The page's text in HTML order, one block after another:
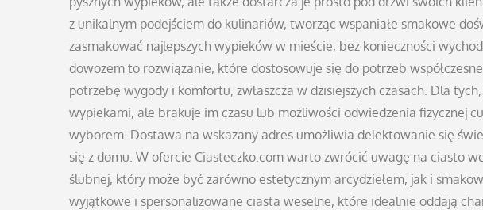
z unikalnym podejściem do kulinariów, tworząc wspaniałe smakowe
zasmakować najlepszych wypieków w mieście, bez konieczności
dowozem to rozwiązanie, które dostosowuje się do potrzeb
potrzebę wygody i komfortu, zwłaszcza w dzisiejszych czasach. Dla
wypiekami, ale brakuje im czasu lub możliwości odwiedzenia fizycznej
wyborem. Dostawa na wskazany adres umożliwia delektowanie się
się z domu. W ofercie Ciasteczko.com warto zwrócić uwagę na ciasto
ślubnej, który może być zarówno estetycznym arcydziełem, jak i
wyjątkowe i spersonalizowane ciasta weselne, które idealnie oddają